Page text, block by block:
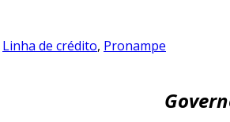
Linha de crédito, Pronampe